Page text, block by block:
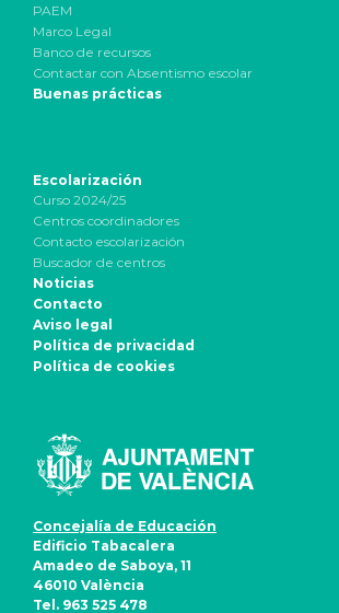
PAEM
Marco Legal
Banco de recursos
Contactar con Absentismo escolar
Buenas prácticas
Escolarización
Curso 2024/25
Centros coordinadores
Contacto escolarización
Buscador de centros
Noticias
Contacto
Aviso legal
Política de privacidad
Política de cookies
Concejalía de Educación
Edificio Tabacalera
Amadeo de Saboya, 11
46010 València
Tel. 963 525 478